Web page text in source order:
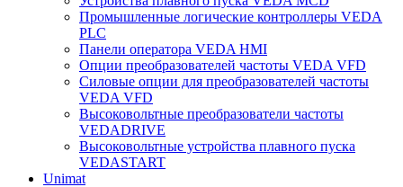
Промышленные логические контроллеры VEDA
PLC
Панели оператора VEDA HMI
Опции преобразователей частоты VEDA VFD
Силовые опции для преобразователей частоты
VEDA VFD
Высоковольтные преобразователи частоты
VEDADRIVE
Высоковольтные устройства плавного пуска
VEDASTART
Unimat